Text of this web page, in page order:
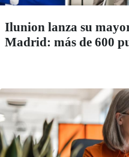
Ilunion lanza su
Madrid: más de 600